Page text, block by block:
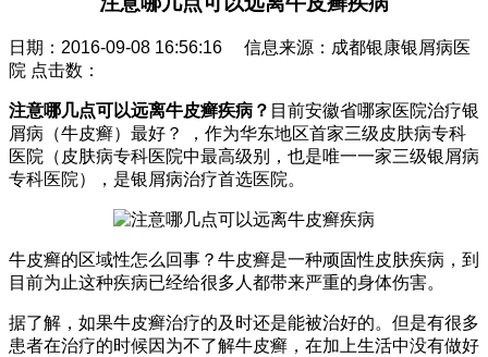
日期：2016-09-08 16:56:16 信息来源：成都银康银屑病医
院 点击数：
注意哪几点可以远离牛皮癣疾病？ 目前安徽省哪家医院治疗银
屑病（牛皮癣）最好？ ，作为华东地区首家三级皮肤病专科
医院（皮肤病专科医院中最高级别，也是唯一一家三级银屑病
专科医院），是银屑病治疗首选医院。
牛皮癣的区域性怎么回事？牛皮癣是一种顽固性皮肤疾病，到
目前为止这种疾病已经给很多人都带来严重的身体伤害。
据了解，如果牛皮癣治疗的及时还是能被治好的。但是有很多
患者在治疗的时候因为不了解牛皮癣，在加上生活中没有做好